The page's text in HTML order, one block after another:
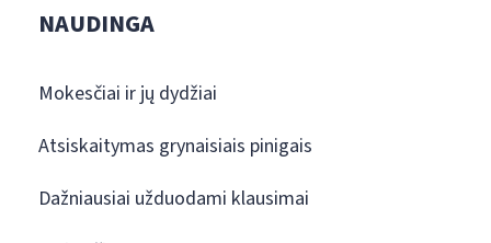
NAUDINGA
Mokesčiai ir jų dydžiai
Atsiskaitymas grynaisiais pinigais
Dažniausiai užduodami klausimai